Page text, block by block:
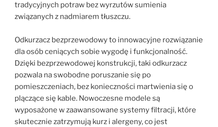
tradycyjnych potraw bez wyrzutów sumienia
związanych z nadmiarem tłuszczu.
Odkurzacz bezprzewodowy to innowacyjne rozwiązanie
dla osób ceniących sobie wygodę i funkcjonalność.
Dzięki bezprzewodowej konstrukcji, taki odkurzacz
pozwala na swobodne poruszanie się po
pomieszczeniach, bez konieczności martwienia się o
plączące się kable. Nowoczesne modele są
wyposażone w zaawansowane systemy filtracji, które
skutecznie zatrzymują kurz i alergeny, co jest